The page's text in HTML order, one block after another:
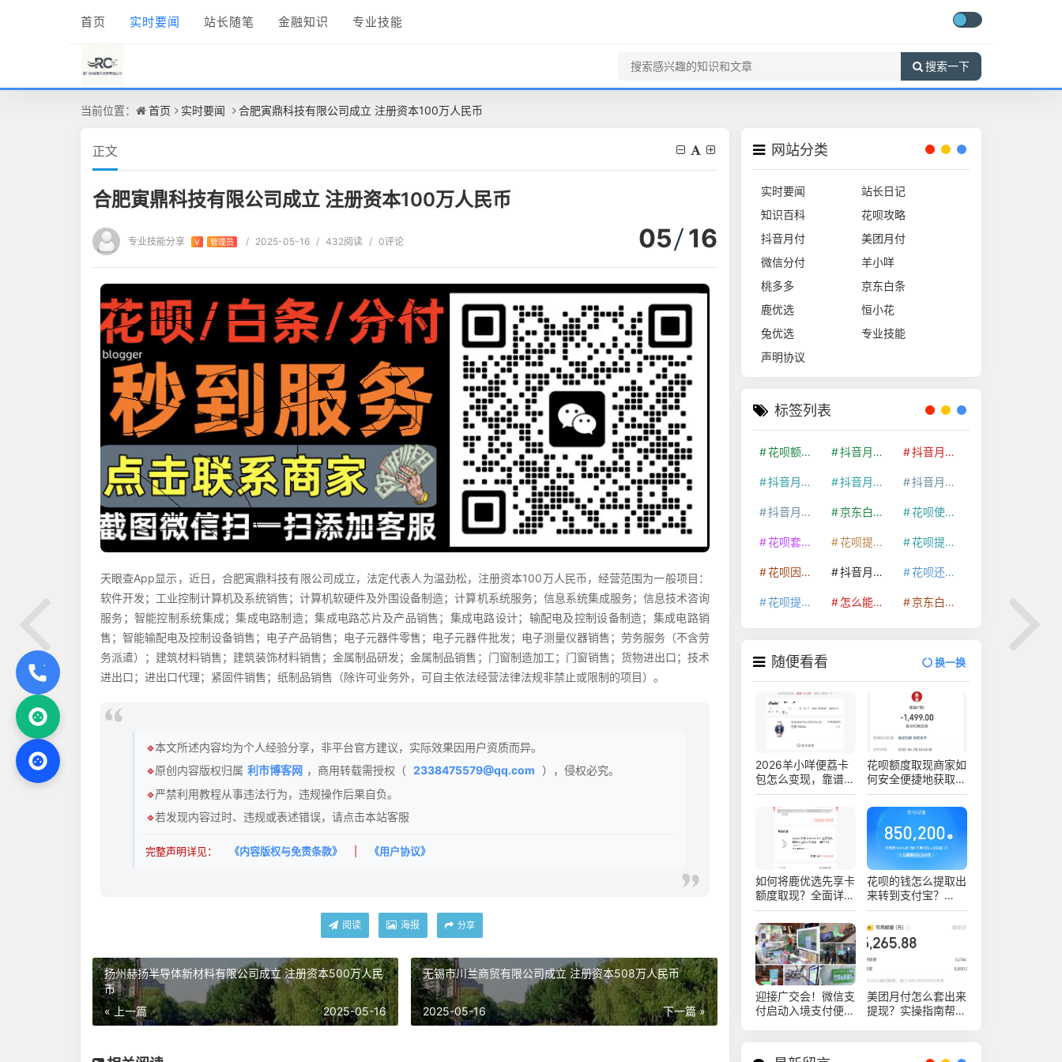
首页 实时要闻 站长随笔 金融知识 专业技能
搜索一下
当前位置： 首页 实时要闻 合肥寅鼎科技有限公司成立 注册资本100万人民币
正文
合肥寅鼎科技有限公司成立 注册资本100万人民币
专业技能分享 V 管理员 / 2025-05-16 / 432阅读 / 0评论 05 16
天眼查App显示，近日，合肥寅鼎科技有限公司成立，法定代表人为温劲松，注册资本100万人民币，经营范围为一般项目：
软件开发；工业控制计算机及系统销售；计算机软硬件及外围设备制造；计算机系统服务；信息系统集成服务；信息技术咨询
服务；智能控制系统集成；集成电路制造；集成电路芯片及产品销售；集成电路设计；输配电及控制设备制造；集成电路销
售；智能输配电及控制设备销售；电子产品销售；电子元器件零售；电子元器件批发；电子测量仪器销售；劳务服务（不含劳
务派遣）；建筑材料销售；建筑装饰材料销售；金属制品研发；金属制品销售；门窗制造加工；门窗销售；货物进出口；技术
进出口；进出口代理；紧固件销售；纸制品销售（除许可业务外，可自主依法经营法律法规非禁止或限制的项目）。
🔹本文所述内容均为个人经验分享，非平台官方建议，实际效果因用户资质而异。
🔹原创内容版权归属 利市博客网 ，商用转载需授权（ 2338475579@qq.com
），侵权必究。
🔹严禁利用教程从事违法行为，违规操作后果自负。
🔹若发现内容过时、违规或表述错误，请点击本站客服
完整声明详见： 《内容版权与免责条款》 《用户协议》
阅读 海报 分享
扬州赫扬半导体新材料有限公司成立 注册资本500万人民
币
« 上一篇
2025-05-16
无锡市川兰商贸有限公司成立 注册资本508万人民币
下一篇 »
2025-05-16
网站分类
实时要闻
站长日记
知识百科
花呗攻略
抖音月付
美团月付
微信分付
羊小咩
桃多多
京东白条
鹿优选
恒小花
兔优选
专业技能
声明协议
标签列表
花呗额度提升 抖音月付套现24小时接单 抖音月付套现怎么套
抖音月付套现多少手续费 抖音月付套现商家有哪些 抖音月付套现30秒技巧
抖音月付套现最新方法 京东白条额度提升 花呗使用技巧
花呗套取现金最佳方法 花呗提额技巧 花呗提现怎么操作
花呗因为套现被限额了这种情况要多久才会好 抖音月付套现秒回100起 花呗还款技巧
花呗提现到银行卡 怎么能把京东白条额度钱套出来 京东白条套出来手续费多少
随便看看 换一换
2026羊小咩便荔卡
包怎么变现，靠谱商
家实操流程讲解
花呗额度取现商家如
何安全便捷地获取现
金？七个方法和四个
注意事项要知道！
如何将鹿优选先享卡
额度取现？全面详解
及实用技巧
花呗的钱怎么提取出
来转到支付宝？
2026年具体步骤是
什么？
迎接广交会！微信支
付启动入境支付便利
美团月付怎么套出来
提现？实操指南帮你